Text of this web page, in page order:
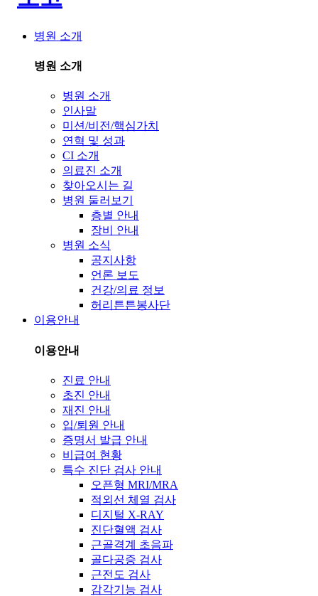
병원 소개
병원 소개
병원 소개
인사말
미션/비전/핵심가치
연혁 및 성과
CI 소개
의료진 소개
찾아오시는 길
병원 둘러보기
층별 안내
장비 안내
병원 소식
공지사항
언론 보도
건강/의료 정보
허리튼튼봉사단
이용안내
이용안내
진료 안내
초진 안내
재진 안내
입/퇴원 안내
증명서 발급 안내
비급여 현황
특수 진단 검사 안내
오픈형 MRI/MRA
적외선 체열 검사
디지털 X-RAY
진단혈액 검사
근골격계 초음파
골다공증 검사
근전도 검사
감각기능 검사